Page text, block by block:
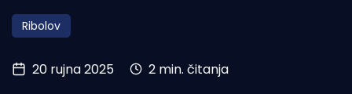
Obala
Otoci
Turizam i nautika
Ribolov
20 rujna 2025 2 min. čitanja